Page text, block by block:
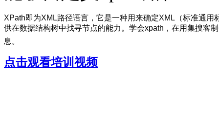
XPath即为XML路径语言，它是一种用来确定XML（标准通
供在数据结构树中找寻节点的能力。学会xpath，在用集搜客
息。
点击观看培训视频